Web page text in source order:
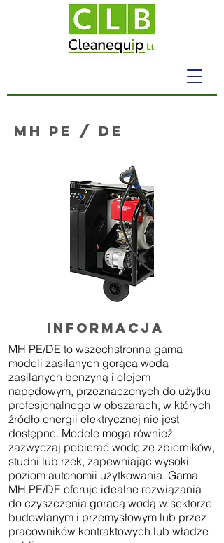
MH PE / DE
Informacja
MH PE/DE to wszechstronna gama
modeli zasilanych gorącą wodą
zasilanych benzyną i olejem
napędowym, przeznaczonych do użytku
profesjonalnego w obszarach, w których
źródło energii elektrycznej nie jest
dostępne. Modele mogą również
zazwyczaj pobierać wodę ze zbiorników,
studni lub rzek, zapewniając wysoki
poziom autonomii użytkowania. Gama
MH PE/DE oferuje idealne rozwiązania
do czyszczenia gorącą wodą w sektorze
budowlanym i przemysłowym lub przez
pracowników kontraktowych lub władze